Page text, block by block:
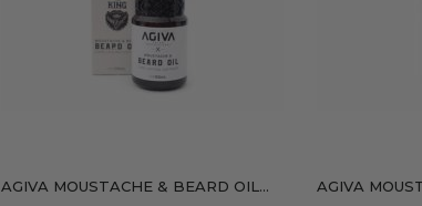
AGIVA MOUSTACHE & BEARD OIL... AGIVA